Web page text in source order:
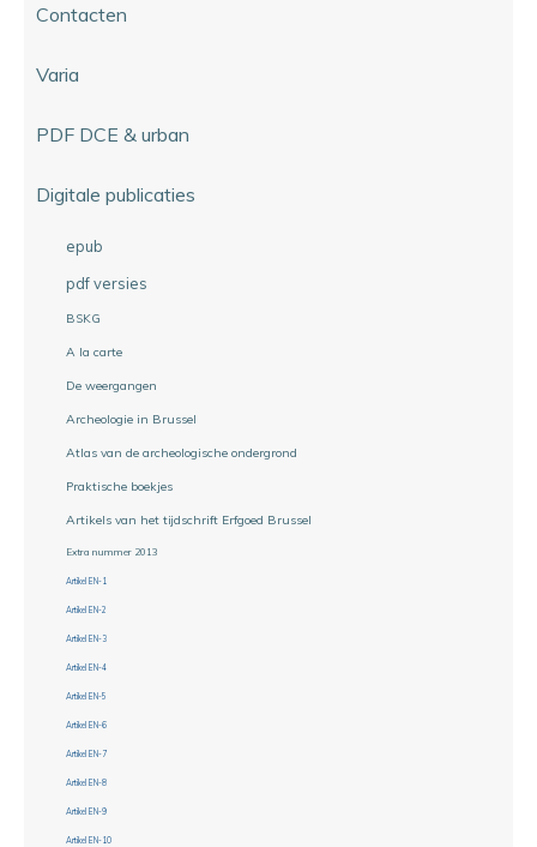
Contacten
Varia
PDF DCE & urban
Digitale publicaties
epub
pdf versies
BSKG
A la carte
De weergangen
Archeologie in Brussel
Atlas van de archeologische ondergrond
Praktische boekjes
Artikels van het tijdschrift Erfgoed Brussel
Extra nummer 2013
Artikel EN-1
Artikel EN-2
Artikel EN-3
Artikel EN-4
Artikel EN-5
Artikel EN-6
Artikel EN-7
Artikel EN-8
Artikel EN-9
Artikel EN-10